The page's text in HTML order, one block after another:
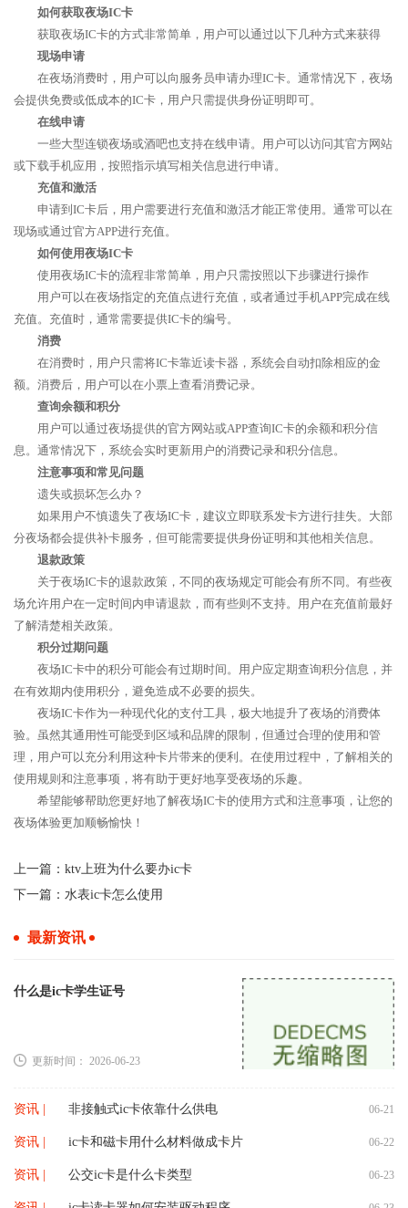
如何获取夜场IC卡
获取夜场IC卡的方式非常简单，用户可以通过以下几种方式来获得
现场申请
在夜场消费时，用户可以向服务员申请办理IC卡。通常情况下，夜场
会提供免费或低成本的IC卡，用户只需提供身份证明即可。
在线申请
一些大型连锁夜场或酒吧也支持在线申请。用户可以访问其官方网站
或下载手机应用，按照指示填写相关信息进行申请。
充值和激活
申请到IC卡后，用户需要进行充值和激活才能正常使用。通常可以在
现场或通过官方APP进行充值。
如何使用夜场IC卡
使用夜场IC卡的流程非常简单，用户只需按照以下步骤进行操作
用户可以在夜场指定的充值点进行充值，或者通过手机APP完成在线
充值。充值时，通常需要提供IC卡的编号。
消费
在消费时，用户只需将IC卡靠近读卡器，系统会自动扣除相应的金
额。消费后，用户可以在小票上查看消费记录。
查询余额和积分
用户可以通过夜场提供的官方网站或APP查询IC卡的余额和积分信
息。通常情况下，系统会实时更新用户的消费记录和积分信息。
注意事项和常见问题
遗失或损坏怎么办？
如果用户不慎遗失了夜场IC卡，建议立即联系发卡方进行挂失。大部
分夜场都会提供补卡服务，但可能需要提供身份证明和其他相关信息。
退款政策
关于夜场IC卡的退款政策，不同的夜场规定可能会有所不同。有些夜
场允许用户在一定时间内申请退款，而有些则不支持。用户在充值前最好
了解清楚相关政策。
积分过期问题
夜场IC卡中的积分可能会有过期时间。用户应定期查询积分信息，并
在有效期内使用积分，避免造成不必要的损失。
夜场IC卡作为一种现代化的支付工具，极大地提升了夜场的消费体
验。虽然其通用性可能受到区域和品牌的限制，但通过合理的使用和管
理，用户可以充分利用这种卡片带来的便利。在使用过程中，了解相关的
使用规则和注意事项，将有助于更好地享受夜场的乐趣。
希望能够帮助您更好地了解夜场IC卡的使用方式和注意事项，让您的
夜场体验更加顺畅愉快！
上一篇： ktv上班为什么要办ic卡
下一篇： 水表ic卡怎么使用
最新资讯
什么是ic卡学生证号
更新时间： 2026-06-23
资讯 | 非接触式ic卡依靠什么供电 06-21
资讯 | ic卡和磁卡用什么材料做成卡片 06-22
资讯 | 公交ic卡是什么卡类型 06-23